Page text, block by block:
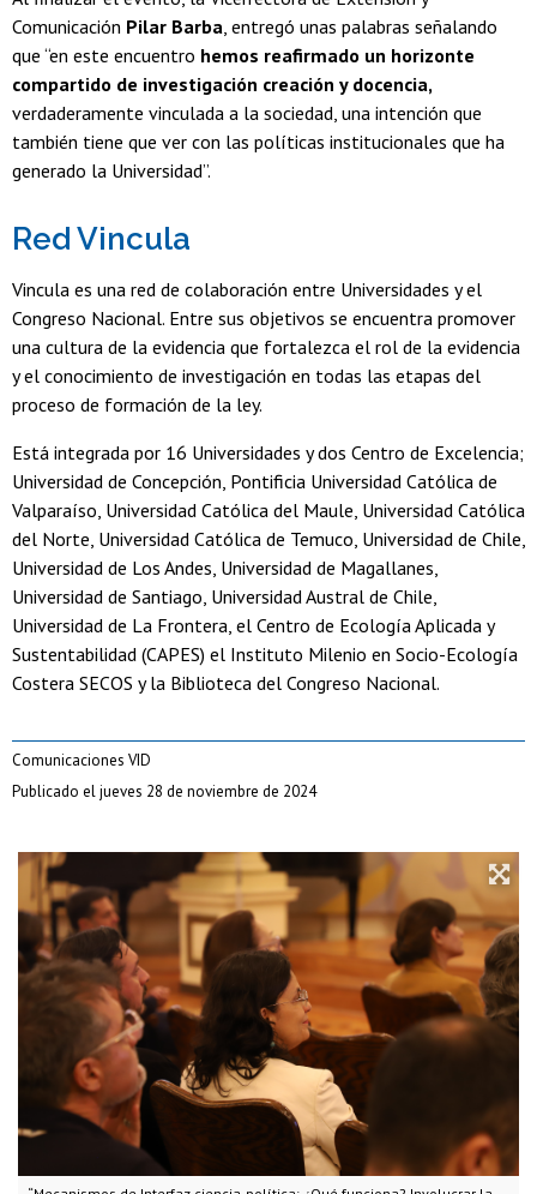
Comunicación Pilar Barba , entregó unas palabras señalando
que “en este encuentro hemos reafirmado un horizonte
compartido de investigación creación y docencia,
verdaderamente vinculada a la sociedad, una intención que
también tiene que ver con las políticas institucionales que ha
generado la Universidad”.
Red Vincula
Vincula es una red de colaboración entre Universidades y el
Congreso Nacional. Entre sus objetivos se encuentra promover
una cultura de la evidencia que fortalezca el rol de la evidencia
y el conocimiento de investigación en todas las etapas del
proceso de formación de la ley.
Está integrada por 16 Universidades y dos Centro de Excelencia;
Universidad de Concepción, Pontificia Universidad Católica de
Valparaíso, Universidad Católica del Maule, Universidad Católica
del Norte, Universidad Católica de Temuco, Universidad de Chile,
Universidad de Los Andes, Universidad de Magallanes,
Universidad de Santiago, Universidad Austral de Chile,
Universidad de La Frontera, el Centro de Ecología Aplicada y
Sustentabilidad (CAPES) el Instituto Milenio en Socio-Ecología
Costera SECOS y la Biblioteca del Congreso Nacional.
Comunicaciones VID
Publicado el jueves 28 de noviembre de 2024